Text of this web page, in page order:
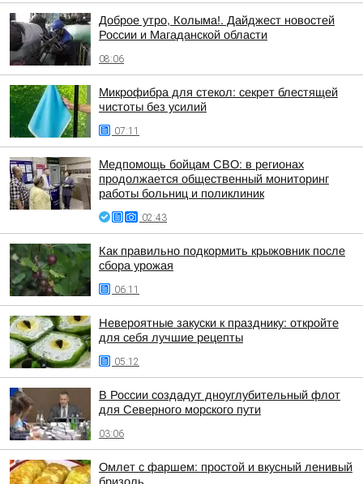
Доброе утро, Колыма!. Дайджест новостей
России и Магаданской области
08:06
Микрофибра для стекол: секрет блестящей
чистоты без усилий
07:11
Медпомощь бойцам СВО: в регионах
продолжается общественный мониторинг
работы больниц и поликлиник
02:43
Как правильно подкормить крыжовник после
сбора урожая
06:11
Невероятные закуски к празднику: откройте
для себя лучшие рецепты
05:12
В России создадут дноуглубительный флот
для Северного морского пути
03:06
Омлет с фаршем: простой и вкусный ленивый